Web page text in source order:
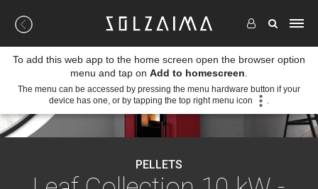
PELLETS
To add this web app to the home screen open the browser option
menu and tap on Add to homescreen
The menu can be accessed by pressing the menu hardware button if your
device has one, or by tapping the top right menu icon
.